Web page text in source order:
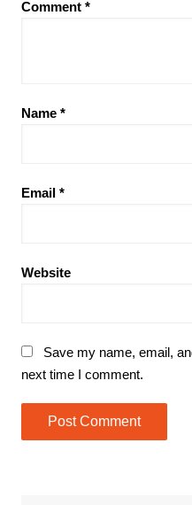
Comment *
Name *
Email *
Website
Save my name, email,
next time I comment.